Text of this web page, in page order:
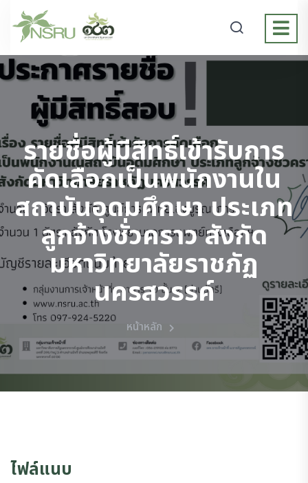
รายชื่อผู้มีสิทธิ์เข้ารับการ
คัดเลือกเป็นพนักงานใน
สถาบันอุดมศึกษา ประเภท
ลูกจ้างชั่วคราว สังกัด
มหาวิทยาลัยราชภัฏ
นครสวรรค์
หน้าหลัก
ไฟล์แนบ